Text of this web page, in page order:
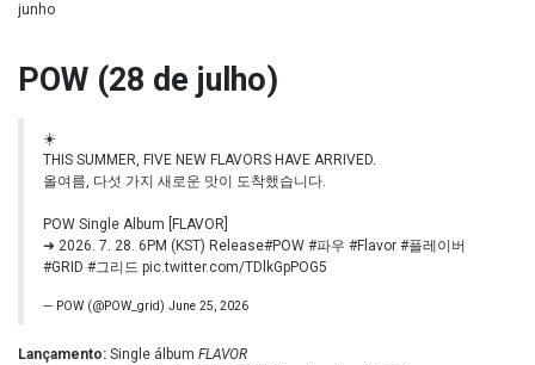
junho
POW (28 de julho)
☀️
THIS SUMMER, FIVE NEW FLAVORS HAVE ARRIVED.
올여름, 다섯 가지 새로운 맛이 도착했습니다.
POW Single Album [FLAVOR]
➜ 2026. 7. 28. 6PM (KST) Release#POW #파우 #Flavor #플레이버
#GRID #그리드 pic.twitter.com/TDlkGpPOG5
— POW (@POW_grid) June 25, 2026
Lançamento: Single álbum FLAVOR